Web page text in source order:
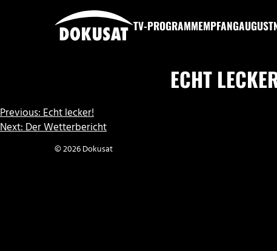
TV-PROGRAMMEMPFANGAUGUST
ECHT
BEITRAGSNAVIGATION
Previous:Echt lecker!
Next:Der Wetterbericht
© 2026 Dokusat